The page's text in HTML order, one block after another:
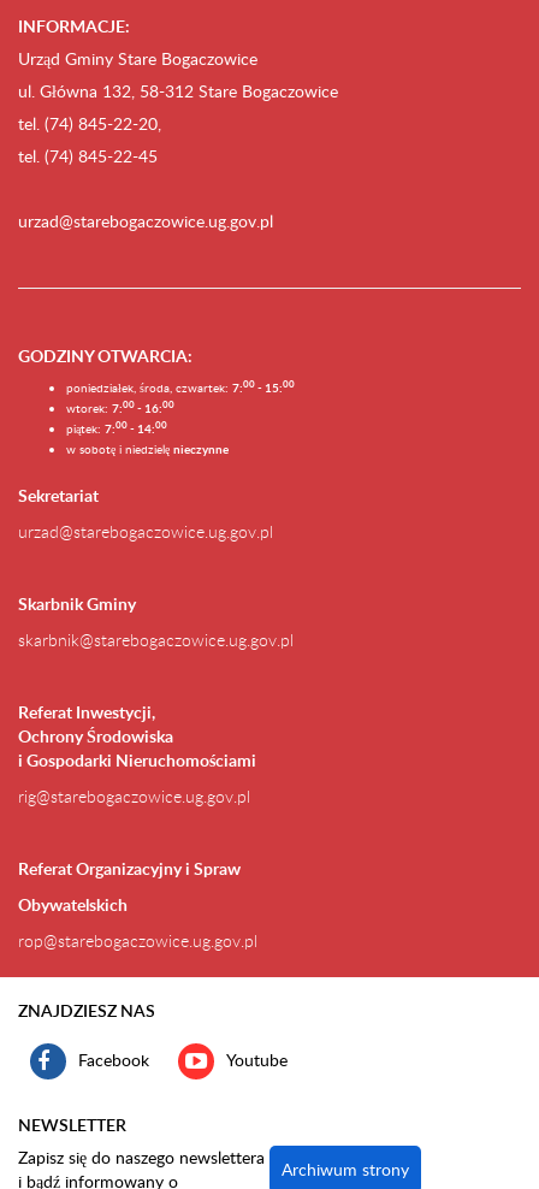
INFORMACJE:
Urząd Gminy Stare Bogaczowice
ul. Główna 132, 58-312 Stare Bogaczowice
tel. (74) 845-22-20,
tel. (74) 845-22-45
urzad@starebogaczowice.ug.gov.pl
GODZINY OTWARCIA:
poniedziałek, środa, czwartek: 7:00 - 15:00
wtorek: 7:00 - 16:00
piątek: 7:00 - 14:00
w sobotę i niedzielę nieczynne
Sekretariat
urzad@starebogaczowice.ug.gov.pl
Skarbnik Gminy
skarbnik@starebogaczowice.ug.gov.pl
Referat Inwestycji,
Ochrony Środowiska
i Gospodarki Nieruchomościami
rig@starebogaczowice.ug.gov.pl
Referat Organizacyjny i Spraw
Obywatelskich
rop@starebogaczowice.ug.gov.pl
ZNAJDZIESZ NAS
Facebook Youtube
NEWSLETTER
Zapisz się do naszego newslettera
i bądź informowany o
Archiwum strony